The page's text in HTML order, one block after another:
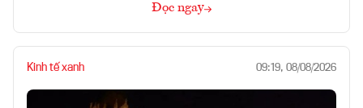
Đọc ngay
Kinh tế xanh 09:19, 08/08/2026